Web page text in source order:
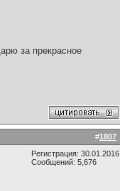
за прекрасное
#1807
Регистрация: 30.01.2016
Сообщений: 5,676